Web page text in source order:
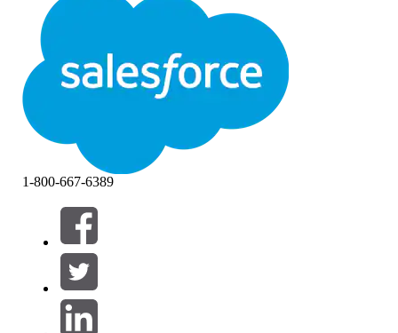
Suodattimet (0)
VALITSE SUODATTIMET
Tuotealue
1-800-667-6389